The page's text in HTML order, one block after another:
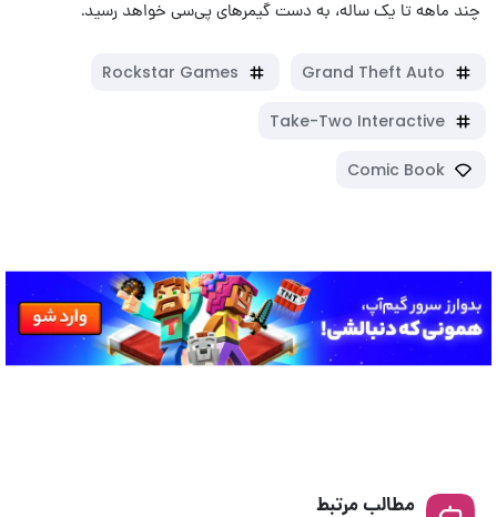
چند ماهه تا یک ساله، به دست گیمرهای پی‌سی خواهد رسید.
Grand Theft Auto
Rockstar Games
Take-Two Interactive
Comic Book
مطالب مرتبط